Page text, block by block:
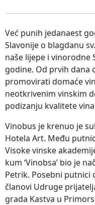
Već punih jedanaest
Slavonije o blagdanu
naše lijepe i vinorodne
godine. Od prvih dana
promovirati domaće
neotkrivenim vinskim
podizanju kvalitete
Vinobus je krenuo je
Hotela Art. Među
Visoke vinske
kum ‘Vinobsa’ bio je
Petrik. Posebni putnici
članovi Udruge
grada Kastva u